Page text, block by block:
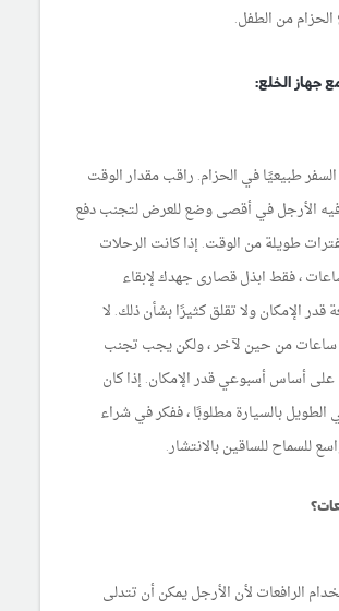
الحزام من الطفل.
جهاز الخلع:
طبيعيًا في الحزام. راقب مقدار الوقت
فيه الأرجل في أقصى وضع للعرض لتجنب دفع
طويلة من الوقت. إذا كانت الرحلات
من 4 ساعات ، فقط ابذل قصارى جهدك لإبقاء
قدر الإمكان ولا تقلق كثيرًا بشأن ذلك. لا
من حين لآخر ، ولكن يجب تجنب
على أساس أسبوعي قدر الإمكان. إذا كان
الطويل بالسيارة مطلوبًا ، ففكر في شراء
للسماح للساقين بالانتشار.
الرافعات لأن الأرجل يمكن أن تتدلى